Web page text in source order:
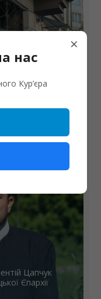
Цапчук
Єпархії
×
нас
Кур’єра